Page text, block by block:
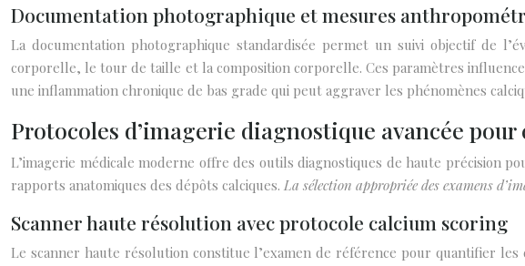
Documentation photographique et mesures
La documentation photographique standardisée permet un suivi objectif de
corporelle, le tour de taille et la composition corporelle. Ces paramètres
une inflammation chronique de bas grade qui peut aggraver les phénomènes
Protocoles d’imagerie diagnostique avancée
L’imagerie médicale moderne offre des outils diagnostiques de haute précision
rapports anatomiques des dépôts calciques. La sélection appropriée des examens
Scanner haute résolution avec protocole calcium scoring
Le scanner haute résolution constitue l’examen de référence pour quantifier les